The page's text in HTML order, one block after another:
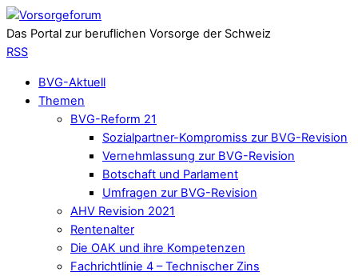
Das Portal zur beruflichen Vorsorge der Schweiz
RSS
BVG-Aktuell
Themen
BVG-Reform 21
Sozialpartner-Kompromiss zur BVG-Revision
Vernehmlassung zur BVG-Revision
Botschaft und Parlament
Umfragen zur BVG-Revision
AHV Revision 2021
Rentenalter
Die OAK und ihre Kompetenzen
Fachrichtlinie 4 – Technischer Zins